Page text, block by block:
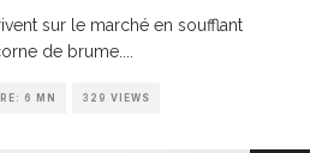
sur le marché en soufflant
de brume.
6 MN 329 VIEWS